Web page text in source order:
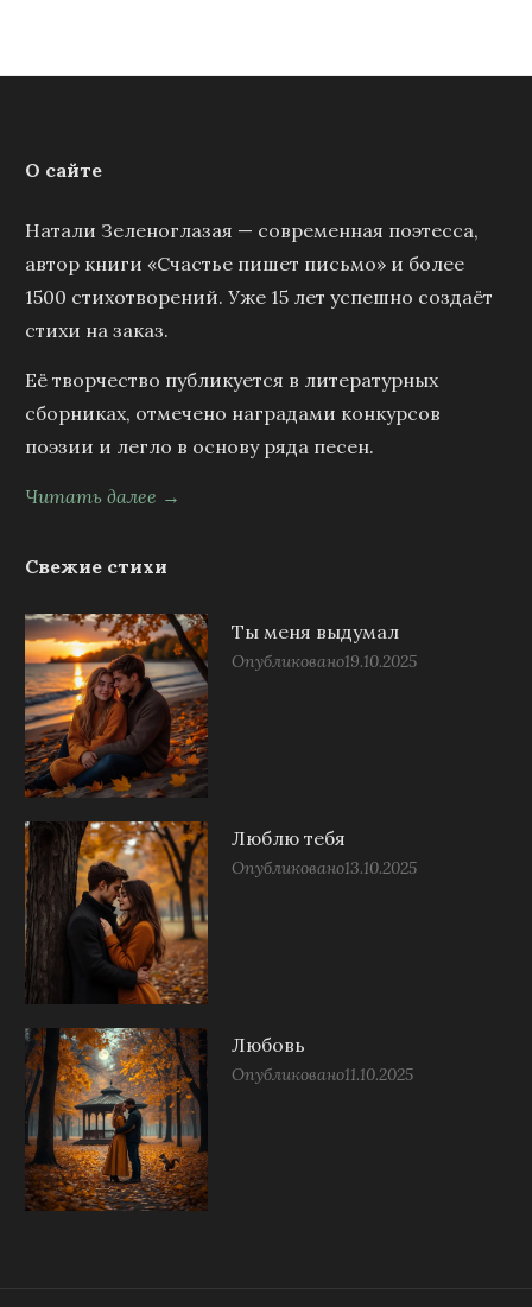
О сайте
Натали Зеленоглазая — современная поэтесса,
автор книги «Счастье пишет письмо» и более
1500 стихотворений. Уже 15 лет успешно создаёт
стихи на заказ.
Её творчество публикуется в литературных
сборниках, отмечено наградами конкурсов
поэзии и легло в основу ряда песен.
Читать далее →
Свежие стихи
Ты меня выдумал
Опубликовано19.10.2025
Люблю тебя
Опубликовано13.10.2025
Любовь
Опубликовано11.10.2025